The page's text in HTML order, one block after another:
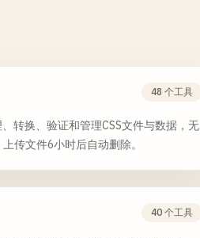
48 个工具
转换、验证和管理CSS文件与数据，无
传文件6小时后自动删除。
40 个工具